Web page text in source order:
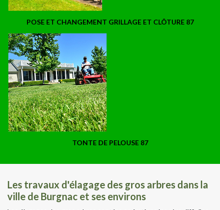
POSE ET CHANGEMENT GRILLAGE ET CLÔTURE 87
TONTE DE PELOUSE 87
Les travaux d'élagage des gros arbres dans la
ville de Burgnac et ses environs